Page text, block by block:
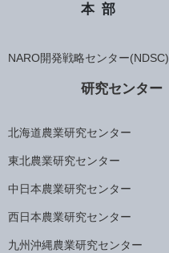
本部
NARO開発戦略センター(NDSC)
研究センター
北海道農業研究センター
東北農業研究センター
中日本農業研究センター
西日本農業研究センター
九州沖縄農業研究センター